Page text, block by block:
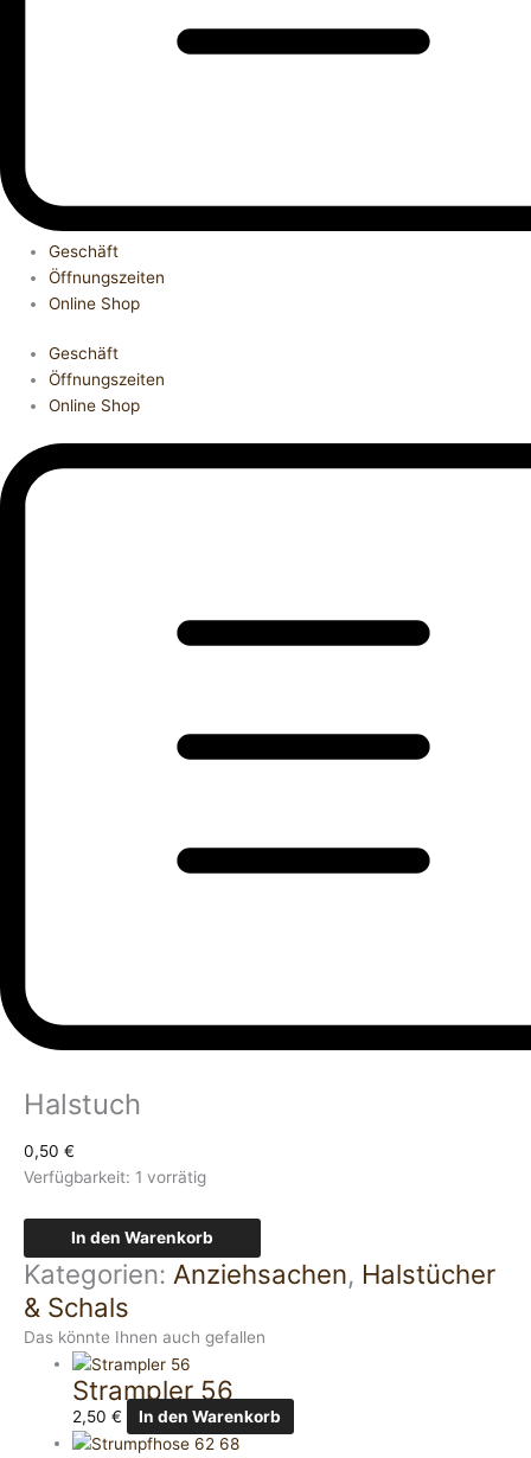
Geschäft
Öffnungszeiten
Online Shop
Geschäft
Öffnungszeiten
Online Shop
Halstuch
0,50 €
Verfügbarkeit: 1 vorrätig
In den Warenkorb
Kategorien: Anziehsachen, Halstücher
& Schals
Das könnte Ihnen auch gefallen
Strampler 56
2,50€ In den Warenkorb